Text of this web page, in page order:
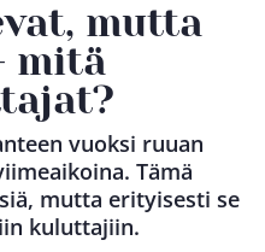
mutta
mitä
vuoksi ruuan
Tämä
mutta erityisesti se
kuluttajiin.